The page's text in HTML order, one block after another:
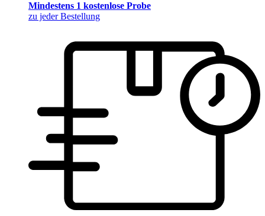
Mindestens 1 kostenlose Probe
zu jeder Bestellung